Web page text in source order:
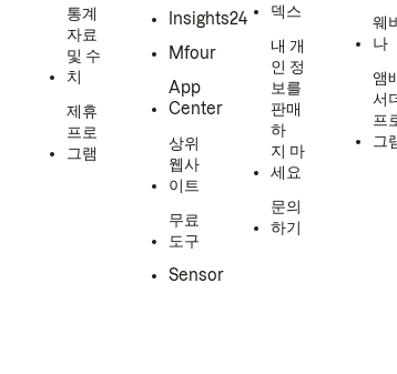
통계
자료
및 수
치
제휴
프로
그램
Insights24
Mfour
App
Center
상위
웹사
이트
무료
도구
Sensor
덱스
내 개
인 정
보를
판매
하
지 마
세요
문의
하기
웨
나
앰
서
프
그